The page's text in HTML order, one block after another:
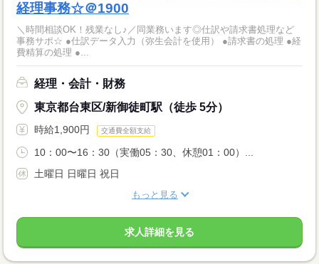
経理事務☆＠1900
＼時間相談OK！残業なし♪／同業務います◎仕訳や請求書処理など
事務サポ☆ ●仕訳データ入力（弥生会計を使用） ●請求書の処理 ●経
費精算の処理 ●...
経理・会計・財務
東京都台東区/新御徒町駅（徒歩 5分）
時給1,900円 交通費全額支給
10：00〜16：30（実働05：30、休憩01：00）...
土曜日 日曜日 祝日
もっと見る
求人詳細を見る